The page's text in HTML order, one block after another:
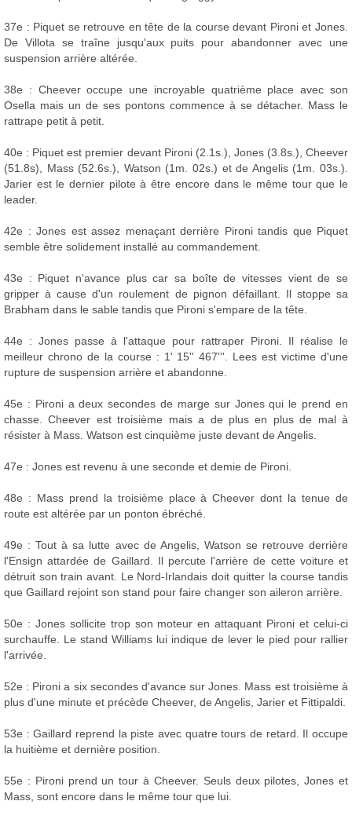
37e : Piquet se retrouve en tête de la course devant Pironi et Jones.
De Villota se traîne jusqu'aux puits pour abandonner avec une
suspension arrière altérée.
38e : Cheever occupe une incroyable quatrième place avec son
Osella mais un de ses pontons commence à se détacher. Mass le
rattrape petit à petit.
40e : Piquet est premier devant Pironi (2.1s.), Jones (3.8s.), Cheever
(51.8s), Mass (52.6s.), Watson (1m. 02s.) et de Angelis (1m. 03s.).
Jarier est le dernier pilote à être encore dans le même tour que le
leader.
42e : Jones est assez menaçant derrière Pironi tandis que Piquet
semble être solidement installé au commandement.
43e : Piquet n'avance plus car sa boîte de vitesses vient de se
gripper à cause d'un roulement de pignon défaillant. Il stoppe sa
Brabham dans le sable tandis que Pironi s'empare de la tête.
44e : Jones passe à l'attaque pour rattraper Pironi. Il réalise le
meilleur chrono de la course : 1' 15'' 467'''. Lees est victime d'une
rupture de suspension arrière et abandonne.
45e : Pironi a deux secondes de marge sur Jones qui le prend en
chasse. Cheever est troisième mais a de plus en plus de mal à
résister à Mass. Watson est cinquième juste devant de Angelis.
47e : Jones est revenu à une seconde et demie de Pironi.
48e : Mass prend la troisième place à Cheever dont la tenue de
route est altérée par un ponton ébréché.
49e : Tout à sa lutte avec de Angelis, Watson se retrouve derrière
l'Ensign attardée de Gaillard. Il percute l'arrière de cette voiture et
détruit son train avant. Le Nord-Irlandais doit quitter la course tandis
que Gaillard rejoint son stand pour faire changer son aileron arrière.
50e : Jones sollicite trop son moteur en attaquant Pironi et celui-ci
surchauffe. Le stand Williams lui indique de lever le pied pour rallier
l'arrivée.
52e : Pironi a six secondes d'avance sur Jones. Mass est troisième à
plus d'une minute et précède Cheever, de Angelis, Jarier et Fittipaldi.
53e : Gaillard reprend la piste avec quatre tours de retard. Il occupe
la huitième et dernière position.
55e : Pironi prend un tour à Cheever. Seuls deux pilotes, Jones et
Mass, sont encore dans le même tour que lui.